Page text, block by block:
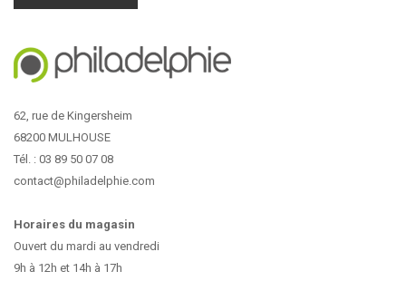
62, rue de Kingersheim
68200 MULHOUSE
Tél. : 03 89 50 07 08
contact@philadelphie.com
Horaires du magasin
Ouvert du mardi au vendredi
9h à 12h et 14h à 17h